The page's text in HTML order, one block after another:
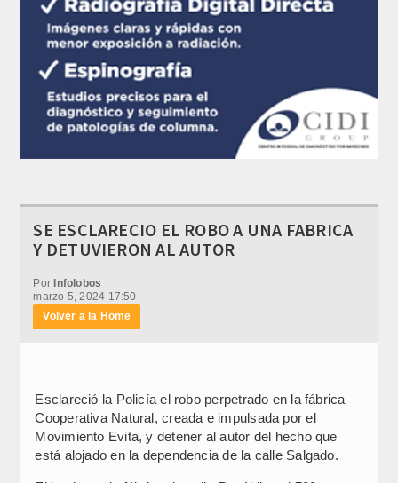
SE ESCLARECIO EL ROBO A UNA FABRICA
Y DETUVIERON AL AUTOR
PorInfolobos
marzo 5, 2024 17:50
Volver a la Home
Esclareció la Policía el robo perpetrado en la fábrica
Cooperativa Natural, creada e impulsada por el
Movimiento Evita, y detener al autor del hecho que
está alojado en la dependencia de la calle Salgado.